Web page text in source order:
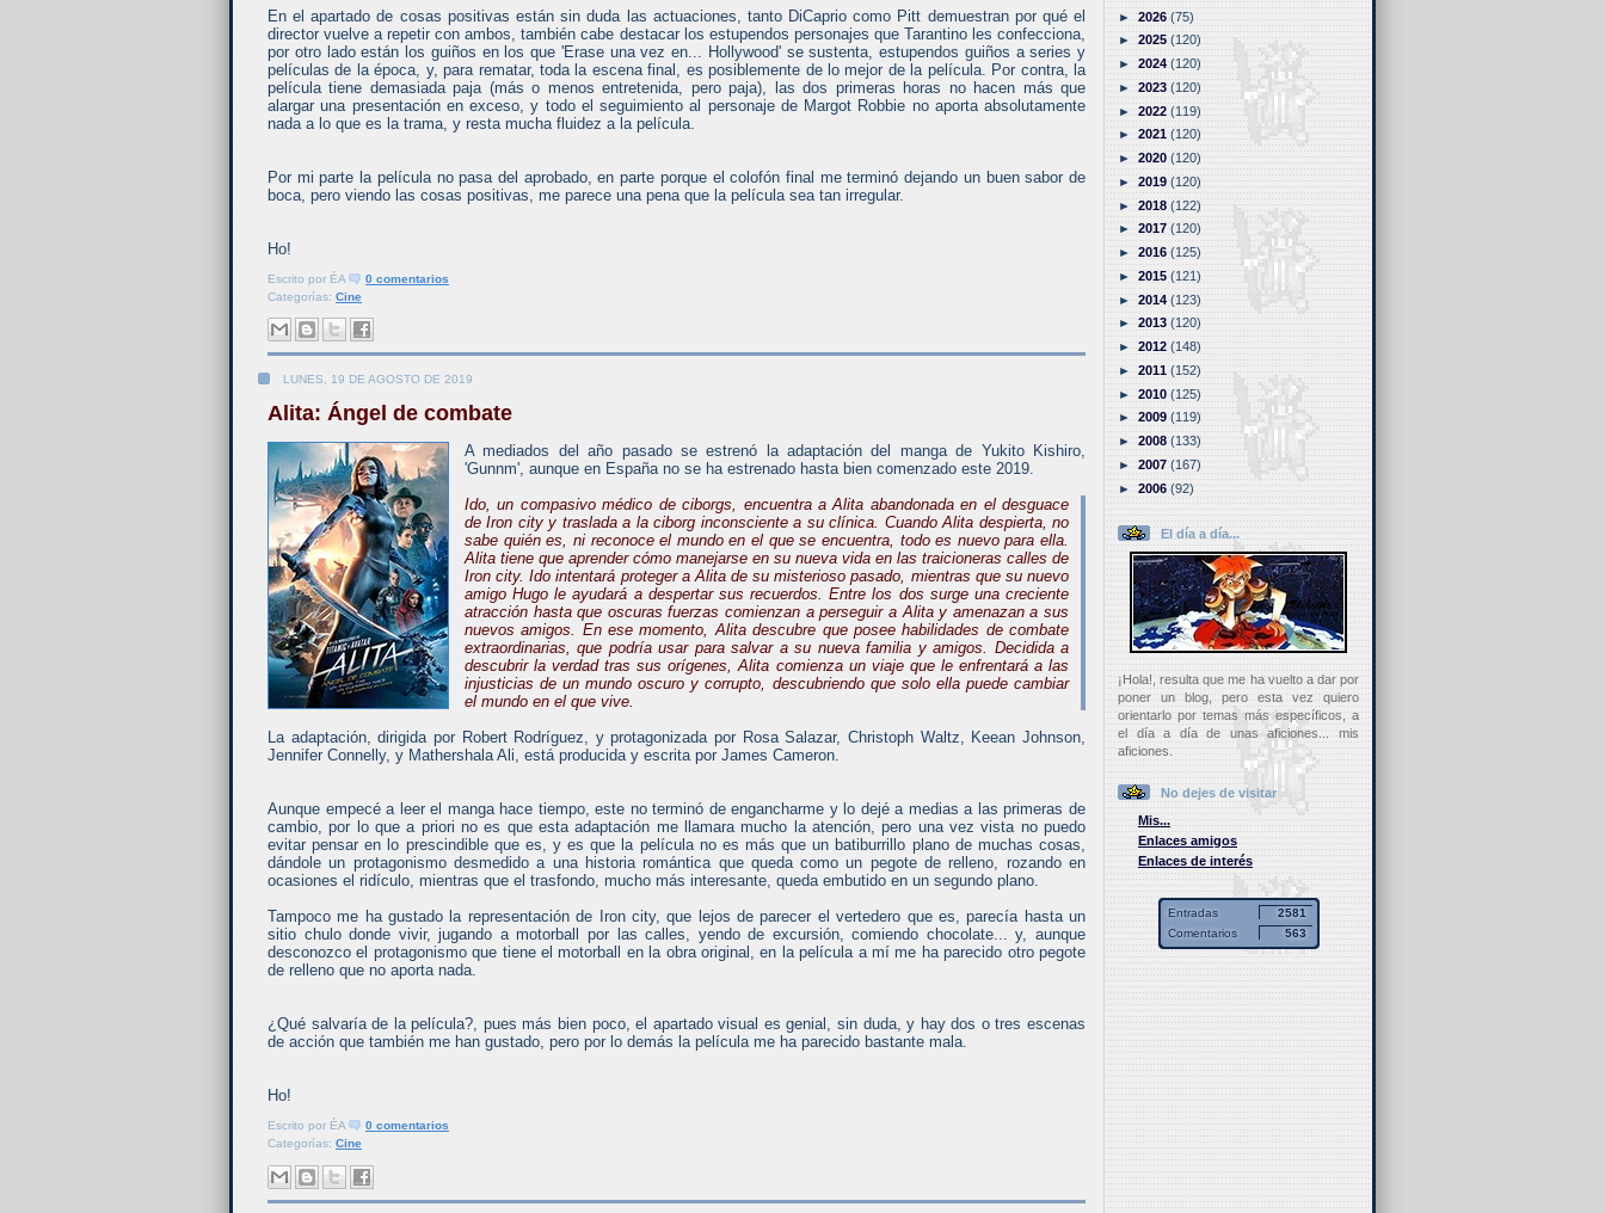
En el apartado de cosas positivas están sin duda las actuaciones, tanto DiCaprio como Pitt demuestran por qué el
director vuelve a repetir con ambos, también cabe destacar los estupendos personajes que Tarantino les confecciona,
por otro lado están los guiños en los que 'Erase una vez en... Hollywood' se sustenta, estupendos guiños a series y
películas de la época, y, para rematar, toda la escena final, es posiblemente de lo mejor de la película. Por contra, la
película tiene demasiada paja (más o menos entretenida, pero paja), las dos primeras horas no hacen más que
alargar una presentación en exceso, y todo el seguimiento al personaje de Margot Robbie no aporta absolutamente
nada a lo que es la trama, y resta mucha fluidez a la película.
Por mi parte la película no pasa del aprobado, en parte porque el colofón final me terminó dejando un buen sabor de
boca, pero viendo las cosas positivas, me parece una pena que la película sea tan irregular.
Ho!
Escrito por ÉA
0 comentarios
Categorías: Cine
LUNES, 19 DE AGOSTO DE 2019
Alita: Ángel de combate
A mediados del año pasado se estrenó la adaptación del manga de Yukito Kishiro,
'Gunnm', aunque en España no se ha estrenado hasta bien comenzado este 2019.
Ido, un compasivo médico de ciborgs, encuentra a Alita abandonada en el desguace
de Iron city y traslada a la ciborg inconsciente a su clínica. Cuando Alita despierta, no
sabe quién es, ni reconoce el mundo en el que se encuentra, todo es nuevo para ella.
Alita tiene que aprender cómo manejarse en su nueva vida en las traicioneras calles de
Iron city. Ido intentará proteger a Alita de su misterioso pasado, mientras que su nuevo
amigo Hugo le ayudará a despertar sus recuerdos. Entre los dos surge una creciente
atracción hasta que oscuras fuerzas comienzan a perseguir a Alita y amenazan a sus
nuevos amigos. En ese momento, Alita descubre que posee habilidades de combate
extraordinarias, que podría usar para salvar a su nueva familia y amigos. Decidida a
descubrir la verdad tras sus orígenes, Alita comienza un viaje que le enfrentará a las
injusticias de un mundo oscuro y corrupto, descubriendo que solo ella puede cambiar
el mundo en el que vive.
La adaptación, dirigida por Robert Rodríguez, y protagonizada por Rosa Salazar, Christoph Waltz, Keean Johnson,
Jennifer Connelly, y Mathershala Ali, está producida y escrita por James Cameron.
Aunque empecé a leer el manga hace tiempo, este no terminó de engancharme y lo dejé a medias a las primeras de
cambio, por lo que a priori no es que esta adaptación me llamara mucho la atención, pero una vez vista no puedo
evitar pensar en lo prescindible que es, y es que la película no es más que un batiburrillo plano de muchas cosas,
dándole un protagonismo desmedido a una historia romántica que queda como un pegote de relleno, rozando en
ocasiones el ridículo, mientras que el trasfondo, mucho más interesante, queda embutido en un segundo plano.
Tampoco me ha gustado la representación de Iron city, que lejos de parecer el vertedero que es, parecía hasta un
sitio chulo donde vivir, jugando a motorball por las calles, yendo de excursión, comiendo chocolate... y, aunque
desconozco el protagonismo que tiene el motorball en la obra original, en la película a mí me ha parecido otro pegote
de relleno que no aporta nada.
¿Qué salvaría de la película?, pues más bien poco, el apartado visual es genial, sin duda, y hay dos o tres escenas
de acción que también me han gustado, pero por lo demás la película me ha parecido bastante mala.
Ho!
Escrito por ÉA
0 comentarios
Categorías: Cine
►2026(75)
►2025(120)
►2024(120)
►2023(120)
►2022(119)
►2021(120)
►2020(120)
►2019(120)
►2018(122)
►2017(120)
►2016(125)
►2015(121)
►2014(123)
►2013(120)
►2012(148)
►2011(152)
►2010(125)
►2009(119)
►2008(133)
►2007(167)
►2006(92)
El día a día...
¡Hola!, resulta que me ha vuelto a dar por
poner un blog, pero esta vez quiero
orientarlo por temas más específicos, a
el día a día de unas aficiones... mis
aficiones.
No dejes de visitar
Mis...
Enlaces amigos
Enlaces de interés
Entradas
2581
Comentarios
563